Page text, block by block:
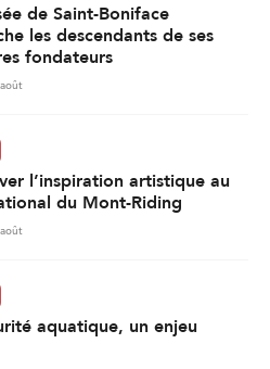
de Saint-Boniface
les descendants de ses
fondateurs
l’inspiration artistique au
du Mont-Riding
aquatique, un enjeu